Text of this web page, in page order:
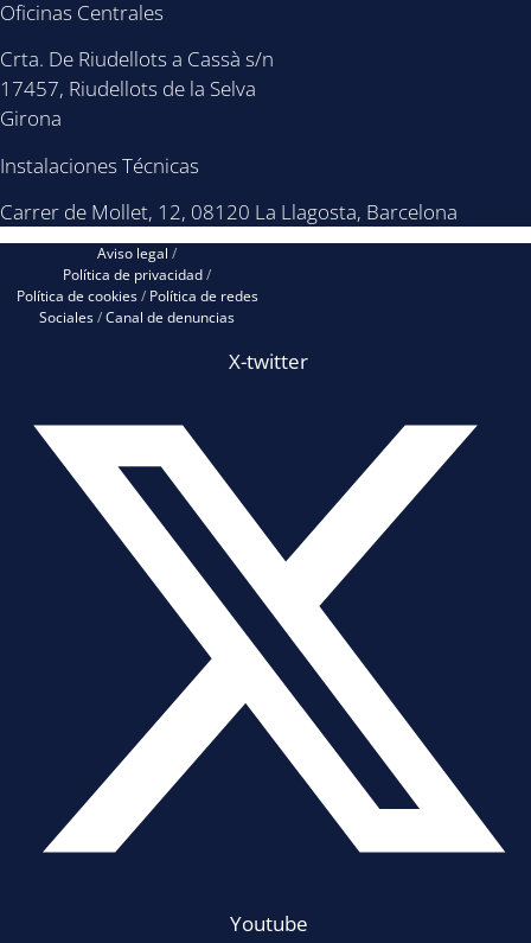
Oficinas Centrales
Crta. De Riudellots a Cassà s/n
17457, Riudellots de la Selva
Girona
Instalaciones Técnicas
Carrer de Mollet, 12, 08120 La Llagosta, Barcelona
Aviso legal /
Política de privacidad/
Política de cookies/Política de redes
Sociales/Canal de denuncias
X-twitter
Youtube